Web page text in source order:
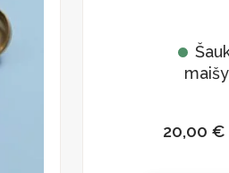
20,00 €